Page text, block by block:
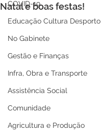
COVID-19
Educação Cultura Desporto
No Gabinete
Gestão e Finanças
Infra, Obra e Transporte
Assistência Social
Comunidade
Agricultura e Produção
Natal e boas festas!